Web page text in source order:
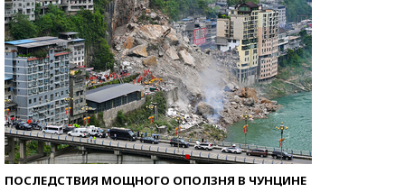
ПОСЛЕДСТВИЯ МОЩНОГО ОПОЛЗНЯ В ЧУНЦИНЕ